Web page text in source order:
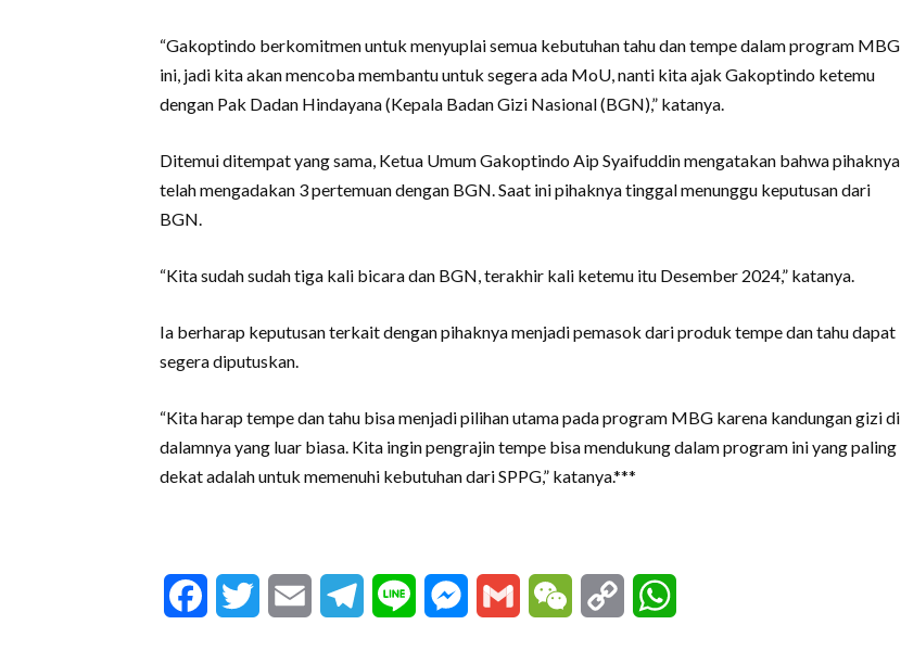
“Gakoptindo berkomitmen untuk menyuplai semua kebutuhan tahu dan tempe dalam program MBG
ini, jadi kita akan mencoba membantu untuk segera ada MoU, nanti kita ajak Gakoptindo ketemu
dengan Pak Dadan Hindayana (Kepala Badan Gizi Nasional (BGN),” katanya.
Ditemui ditempat yang sama, Ketua Umum Gakoptindo Aip Syaifuddin mengatakan bahwa pihaknya
telah mengadakan 3 pertemuan dengan BGN. Saat ini pihaknya tinggal menunggu keputusan dari
BGN.
“Kita sudah sudah tiga kali bicara dan BGN, terakhir kali ketemu itu Desember 2024,” katanya.
Ia berharap keputusan terkait dengan pihaknya menjadi pemasok dari produk tempe dan tahu dapat
segera diputuskan.
“Kita harap tempe dan tahu bisa menjadi pilihan utama pada program MBG karena kandungan gizi di
dalamnya yang luar biasa. Kita ingin pengrajin tempe bisa mendukung dalam program ini yang paling
dekat adalah untuk memenuhi kebutuhan dari SPPG,” katanya.***
FacebookTwitter Email Telegram
Line Messenger
Gmail WeChat Copy